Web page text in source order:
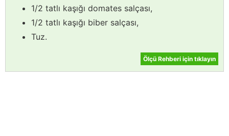
1/2 tatlı kaşığı domates salçası,
1/2 tatlı kaşığı biber salçası,
Tuz.
Ölçü Rehberi için tıklayın